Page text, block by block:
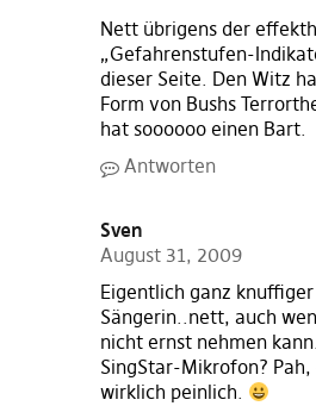
Nett übrigens der
„Gefahrenstufen-
dieser Seite. Den Witz
Form von Bushs
hat soooooo einen Bart.
Antworten
Sven
August 31, 2009
Eigentlich ganz
Sängerin..nett, auch
nicht ernst nehmen
SingStar-Mikrofon? Pah,
wirklich peinlich.